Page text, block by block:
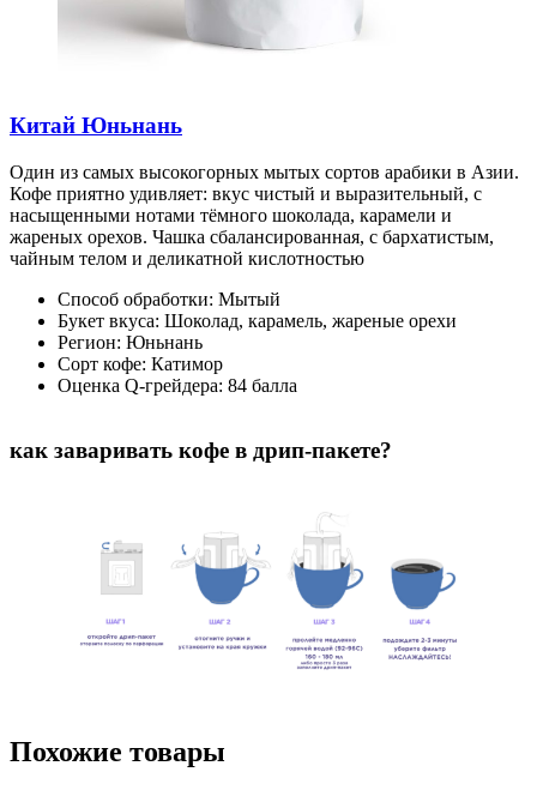
Китай Юньнань
Один из самых высокогорных мытых сортов арабики в Азии.
Кофе приятно удивляет: вкус чистый и выразительный, с
насыщенными нотами тёмного шоколада, карамели и
жареных орехов. Чашка сбалансированная, с бархатистым,
чайным телом и деликатной кислотностью
Способ обработки: Мытый
Букет вкуса: Шоколад, карамель, жареные орехи
Регион: Юньнань
Сорт кофе: Катимор
Оценка Q-грейдера: 84 балла
как заваривать кофе в дрип-пакете?
Похожие товары